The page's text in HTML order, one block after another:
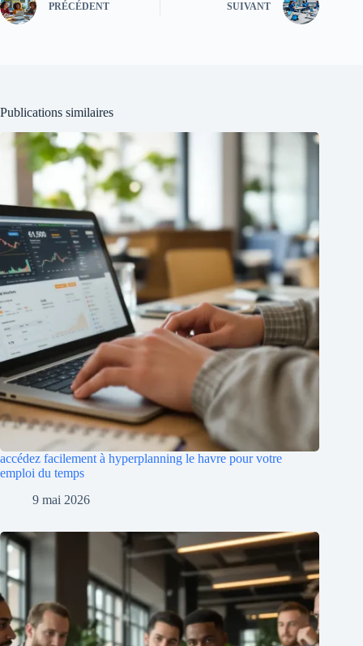
PRÉCÉDENT SUIVANT
Publications similaires
accédez facilement à hyperplanning le havre pour votre
emploi du temps
9 mai 2026